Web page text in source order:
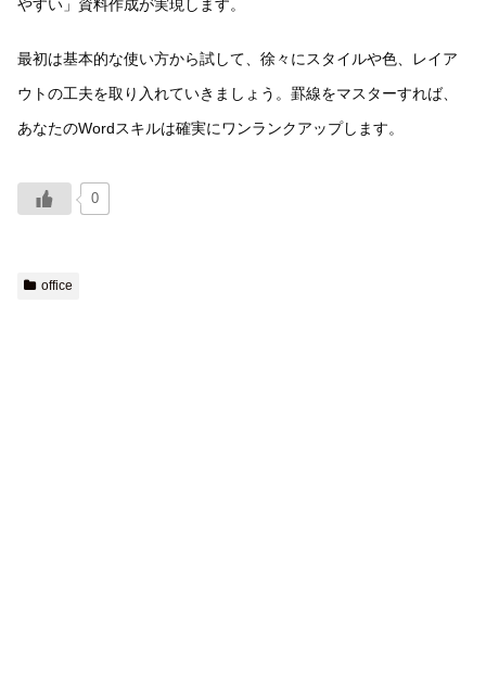
やすい」資料作成が実現します。
最初は基本的な使い方から試して、徐々にスタイルや色、レイア
ウトの工夫を取り入れていきましょう。罫線をマスターすれば、
あなたのWordスキルは確実にワンランクアップします。
0
office